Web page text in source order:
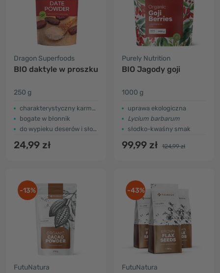
Dragon Superfoods
BIO daktyle w proszku
250 g
charakterystyczny karmelowy smak
bogate w błonnik
do wypieku deserów i słodzenia
24,99 zł
Purely Nutrition
BIO Jagody goji
1000 g
uprawa ekologiczna
Lycium barbarum
słodko-kwaśny smak
99,99 zł 124,99 zł
-13%
FutuNatura
-43%
FutuNatura